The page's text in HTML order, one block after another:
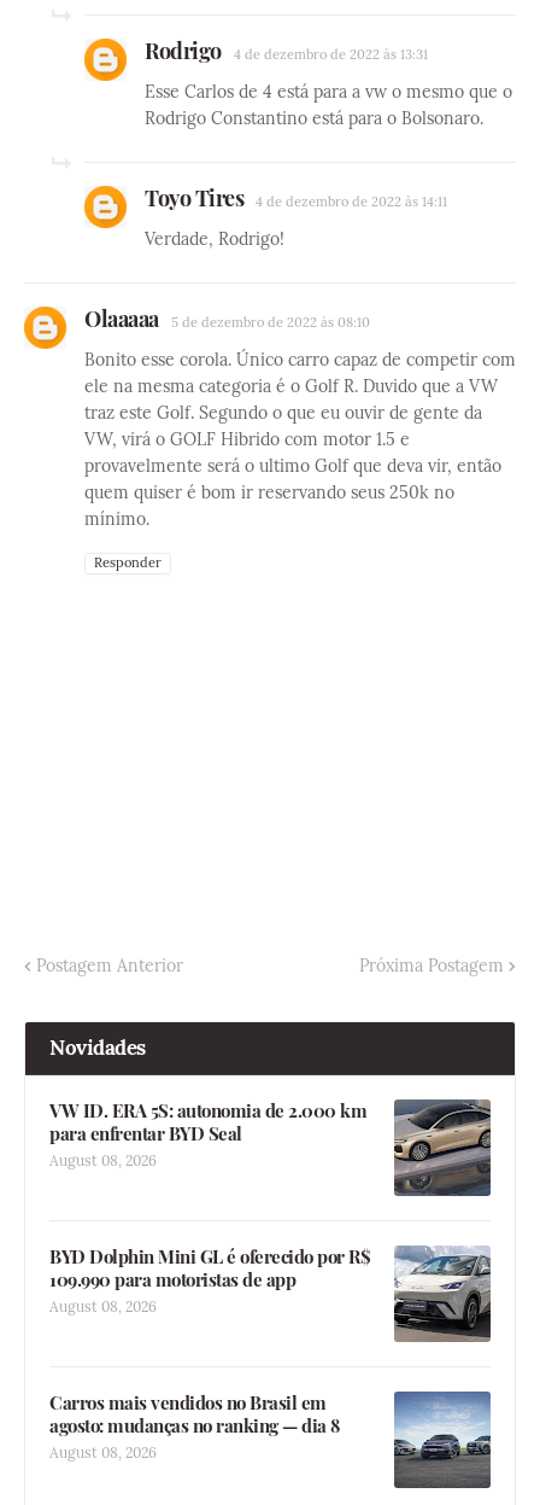
Rodrigo 4 de dezembro de 2022 às 13:31
Esse Carlos de 4 está para a vw o mesmo que o
Rodrigo Constantino está para o Bolsonaro.
Toyo Tires 4 de dezembro de 2022 às 14:11
Verdade, Rodrigo!
Olaaaaa 5 de dezembro de 2022 às 08:10
Bonito esse corola. Único carro capaz de competir com
ele na mesma categoria é o Golf R. Duvido que a VW
traz este Golf. Segundo o que eu ouvir de gente da
VW, virá o GOLF Hibrido com motor 1.5 e
provavelmente será o ultimo Golf que deva vir, então
quem quiser é bom ir reservando seus 250k no
mínimo.
Responder
Postagem Anterior Próxima Postagem
Novidades
VW ID. ERA 5S: autonomia de 2.000 km
para enfrentar BYD Seal
August 08, 2026
BYD Dolphin Mini GL é oferecido por R$
109.990 para motoristas de app
August 08, 2026
Carros mais vendidos no Brasil em
agosto: mudanças no ranking — dia 8
August 08, 2026